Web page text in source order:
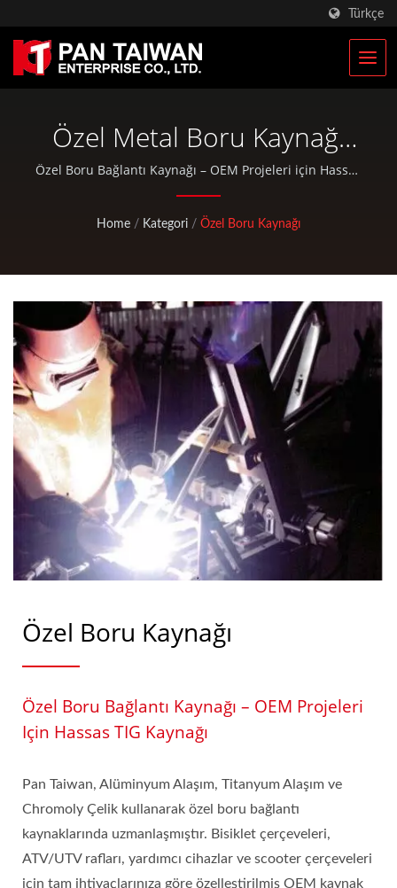
Türkçe
Özel Metal Boru Kaynağı
Üretici
Özel Boru Bağlantı Kaynağı – OEM Projeleri için Hassas
TIG Kaynağı | Pan Taiwan, Plastik Enjeksiyon Hizmeti,
Döküm, Dövme, CNC işleme, EDC çantaları ve standart
bisiklet ve açık hava etkinlikleri parçaları gibi OEM /
Home / Kategori / Özel Boru Kaynağı
Özel Boru Kaynağı
Özel Boru Bağlantı Kaynağı – OEM Projeleri
Için Hassas TIG Kaynağı
Pan Taiwan, Alüminyum Alaşım, Titanyum Alaşım ve
Chromoly Çelik kullanarak özel boru bağlantı
kaynaklarında uzmanlaşmıştır. Bisiklet çerçeveleri,
ATV/UTV rafları, yardımcı cihazlar ve scooter çerçeveleri
için tam ihtiyaçlarınıza göre özelleştirilmiş OEM kaynak